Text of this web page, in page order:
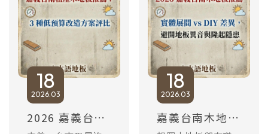
關節，超強耐磨層
無懼指甲抓撓。立
何守護毛孩健康與
居家質感，打造無
憂的毛孩樂園。
度，專業提醒地面
平整度重要性，讓
妳在預算內實現小
坪數裝潢的視覺延
伸魔法。
18
03
2026
2026 嘉義台南租屋改造：3 種低預算木地板方案評比，為何「專業免膠地板」是小資族首選？
18
03
2026
嘉義台南木地板推薦：實體店 vs 網購 DIY 全解析！為何在地保固是解決「地板異音」的唯一解？